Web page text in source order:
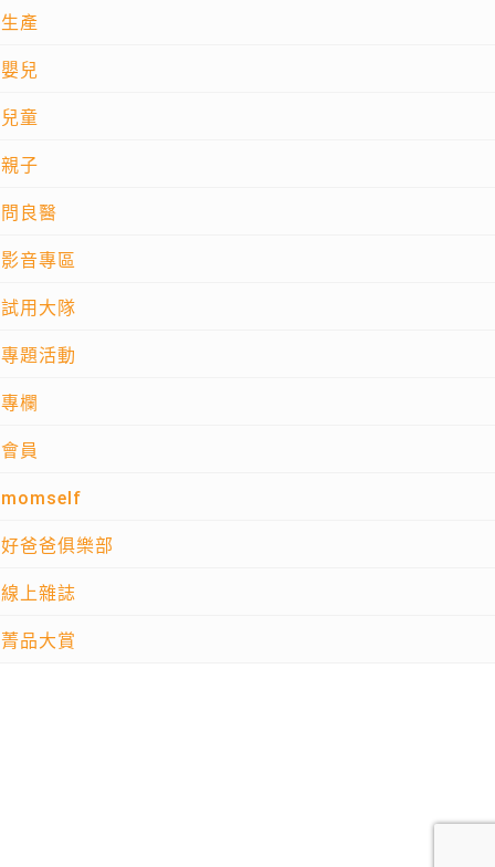
生產
嬰兒
兒童
親子
問良醫
影音專區
試用大隊
專題活動
專欄
會員
momself
好爸爸俱樂部
線上雜誌
菁品大賞